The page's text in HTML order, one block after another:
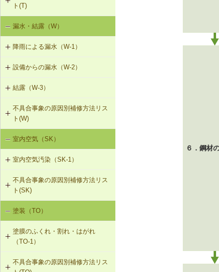
T-1-002 丁番の取替え
T-1-003 ラッチボルト受金物の調整
T-1-004 錠の取替え
T-1-007 敷居のレベル調整
T-1-008 建具上桟削り調整
T-1-009 建具枠の取替え
ト(T)
建具の開閉不良（T-1）
漏水・結露（W）
降雨による漏水（W-1）
W-1-501 けらば水切の再施工
W-1-502 軒先水切・軒どいの再施工
W-1-503 棟部下地及びシーリング材
の再施工
W-1-504 下ぶき材（二重張り）と谷
板の再施工
ング再施工
防水紙の再施工／遮音性能のある外
W-1-507 換気フード等のシーリング
設備からの漏水（W-2）
W-2-001 混合水栓の接続部品の交換
W-2-002 給湯配管の取替え、再固定
W-2-003 給水・給湯配管接続部のガ
スケット交換
W-2-004 継手の交換
W-2-005 大便器と排水配管接続部の
取付け直し
W-2-006 給水配管ルートの変更
W-2-007 洗濯機防水パン・トラップ
の取付け直し
結露（W-3）
W-3-001 防露型の便器・ロータンク
に交換
W-3-002 結露受、結露排水口の追加
W-3-003 熱交換型換気扇の設置
W-3-004 湿度連動型換気扇の設置
露被覆
不具合事象の原因別補修方法リス
ト(W)
降雨による漏水（W-1）
設備からの漏水（W-2）
結露（W-3）
室内空気（SK）
室内空気汚染（SK-1）
SK-1-001 給排気口の位置の変更
SK-1-002 ダクトの増設
SK-1-004 通気措置を講じた建具へ
の交換
SK-1-005 通気止め・気密層の設置
不具合事象の原因別補修方法リス
ト(SK)
室内空気の汚染（SK-1）
塗装（TO）
塗膜のふくれ・割れ・はがれ
（TO-1）
TO-1-001 外壁の塗料の塗替え(コン
不具合事象の原因別補修方法リス
６．鋼材